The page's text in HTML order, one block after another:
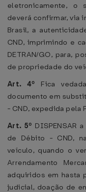
eletronicamente, o
deverá confirmar, via
Brasil, a
CND, imprimindo e
DETRAN/GO, para,
de propriedade do
Art. 4º Fica
documento em
- CND, expedida pela
Art. 5º DISPENSAR
de Débito - CND,
veículo, quando o
Arrendamento
adquiridos em hasta
judicial, doação de